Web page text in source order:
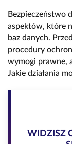
Bezpieczeństwo
aspektów, które
baz danych.
procedury
wymogi prawne,
Jakie działania
WIDZISZ